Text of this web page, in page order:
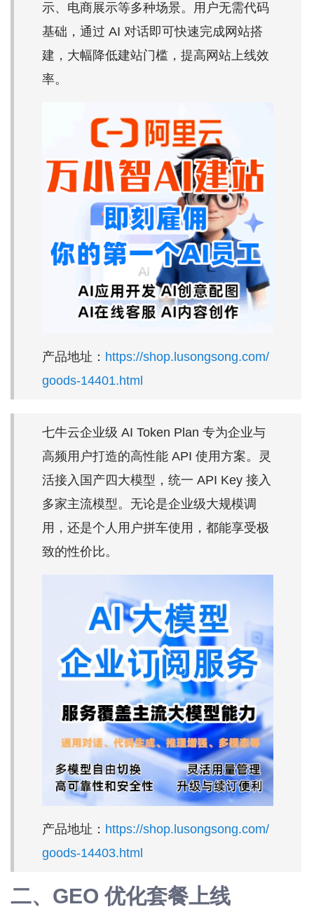
示、电商展示等多种场景。用户无需代码
基础，通过 AI 对话即可快速完成网站搭
建，大幅降低建站门槛，提高网站上线效
率。
产品地址： https://shop.lusongsong.com/
goods-14401.html
七牛云企业级 AI Token Plan 专为企业与
高频用户打造的高性能 API 使用方案。灵
活接入国产四大模型，统一 API Key 接入
多家主流模型。无论是企业级大规模调
用，还是个人用户拼车使用，都能享受极
致的性价比。
产品地址： https://shop.lusongsong.com/
goods-14403.html
二、GEO 优化套餐上线